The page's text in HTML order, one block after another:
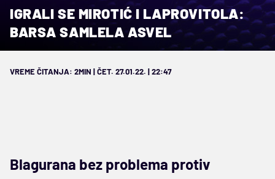
IGRALI SE MIROTIĆ I LAPROVITOLA:
BARSA SAMLELA ASVEL
VREME ČITANJA: 2MIN | ČET. 27.01.22. | 22:47
Blagurana bez problema protiv